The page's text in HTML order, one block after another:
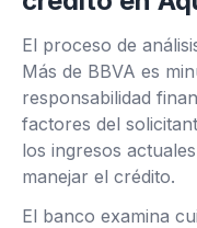
El proceso de
Más de BBVA es
responsabilidad
factores del
los ingresos
manejar el crédito.
El banco examina